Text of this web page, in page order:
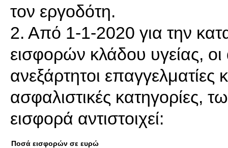
τον εργοδότη.
2. Από 1-1-2020 για την
εισφορών κλάδου υγείας,
ανεξάρτητοι επαγγελματίες
ασφαλιστικές κατηγορίες,
εισφορά αντιστοιχεί:
Ποσά εισφορών σε ευρώ